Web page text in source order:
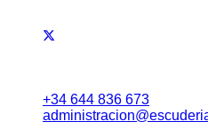
+34 644 836 673